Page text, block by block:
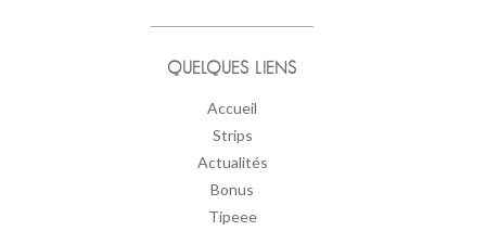
QUELQUES LIENS
Accueil
Strips
Actualités
Bonus
Tipeee